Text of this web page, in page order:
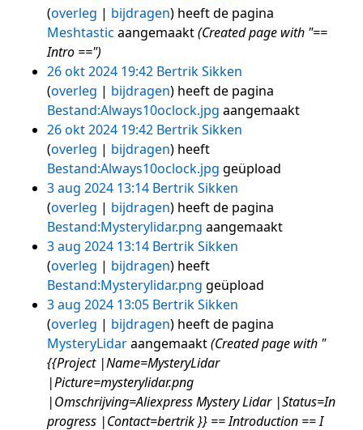
overleg
bijdragen heeft de pagina
Meshtastic aangemaakt(Created page with "==
Intro ==")
26 okt 2024 19:42 Bertrik Sikken
overleg
bijdragen heeft de pagina
Bestand:Always10oclock.jpg aangemaakt
26 okt 2024 19:42 Bertrik Sikken
overleg
bijdragen heeft
Bestand:Always10oclock.jpg geüpload
3 aug 2024 13:14 Bertrik Sikken
overleg
bijdragen heeft de pagina
Bestand:Mysterylidar.png aangemaakt
3 aug 2024 13:14 Bertrik Sikken
overleg
bijdragen heeft
Bestand:Mysterylidar.png geüpload
3 aug 2024 13:05 Bertrik Sikken
overleg
bijdragen heeft de pagina
MysteryLidaraangemaakt(Created page with "
{{Project |Name=MysteryLidar
|Picture=mysterylidar.png
|Omschrijving=Aliexpress Mystery Lidar |Status=In
progress |Contact=bertrik }} == Introduction == I